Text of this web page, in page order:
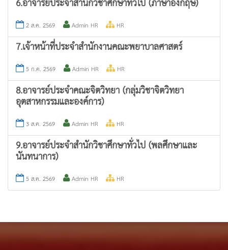
6.อาจารย์ประจำสำนักวิชาศึกษาทั่วไป (ภาษาอังกฤษ)
2 ส.ค. 2569 Admin HR HR
7.เจ้าหน้าที่ประจำสำนักงานคณะพยาบาลศาสตร์
5 ก.ค. 2569 Admin HR HR
8.อาจารย์ประจำคณะจิตวิทยา (กลุ่มวิชาจิตวิทยา
อุตสาหกรรมและองค์การ)
3 ส.ค. 2569 Admin HR HR
9.อาจารย์ประจำสำนักวิชาศึกษาทั่วไป (พลศึกษาและ
นันทนาการ)
5 ส.ค. 2569 Admin HR HR